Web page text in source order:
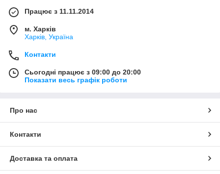
Працює з 11.11.2014
м. Харків
Харків, Україна
Контакти
Сьогодні працює з 09:00 до 20:00
Показати весь графік роботи
Про нас
Контакти
Доставка та оплата